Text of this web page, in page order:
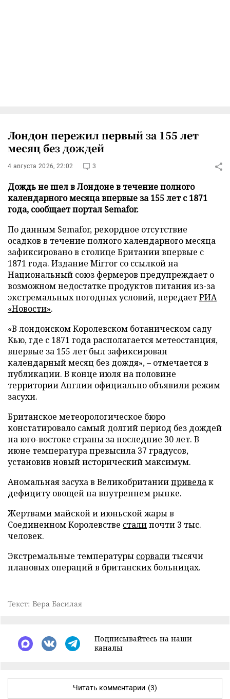
Лондон пережил первый за 155 лет
месяц без дождей
4 августа 2026, 22:02 3
Дождь не шел в Лондоне в течение полного
календарного месяца впервые за 155 лет с 1871
года, сообщает портал Semafor.
По данным Semafor, рекордное отсутствие
осадков в течение полного календарного месяца
зафиксировано в столице Британии впервые с
1871 года. Издание Mirror со ссылкой на
Национальный союз фермеров предупреждает о
возможном недостатке продуктов питания из-за
экстремальных погодных условий, передаетРИА
«Новости».
«В лондонском Королевском ботаническом саду
Кью, где с 1871 года располагается метеостанция,
впервые за 155 лет был зафиксирован
календарный месяц без дождя», – отмечается в
публикации. В конце июля на половине
территории Англии официально объявили режим
засухи.
Британское метеорологическое бюро
констатировало самый долгий период без дождей
на юго-востоке страны за последние 30 лет. В
июне температура превысила 37 градусов,
установив новый исторический максимум.
Аномальная засуха в Великобританиипривелак
дефициту овощей на внутреннем рынке.
Жертвами майской и июньской жары в
Соединенном Королевстве сталипочти 3 тыс.
человек.
Экстремальные температуры сорвали тысячи
плановых операций в британских больницах.
Текст: Вера Басилая
Подписывайтесь на наши
каналы
Читать комментарии (3)